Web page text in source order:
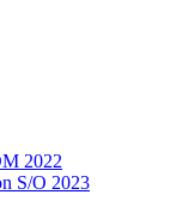
2022
S/O 2023